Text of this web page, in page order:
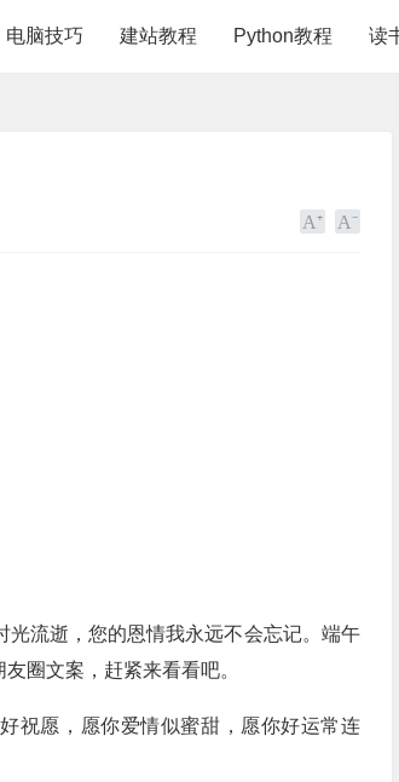
电脑技巧 建站教程 Python教程 读
流逝，您的恩情我永远不会忘记。端午
圈文案，赶紧来看看吧。
祝愿，愿你爱情似蜜甜，愿你好运常连